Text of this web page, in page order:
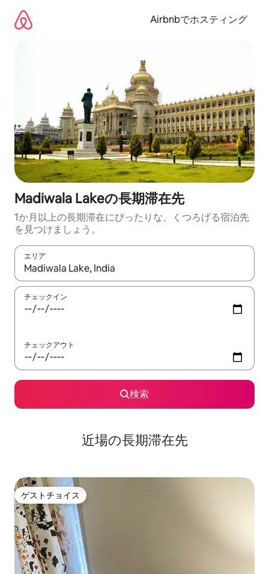
Airbnbでホスティング
Madiwala Lakeの長期滞在先
1か月以上の長期滞在にぴったりな、くつろげる宿泊先
を見つけましょう。
エリア
検索結果が表示されたら、上下の矢印キーを使って移動するか
チェックイン
チェックアウト
検索
近場の長期滞在先
ゲストチョイス
ゲストチョイス